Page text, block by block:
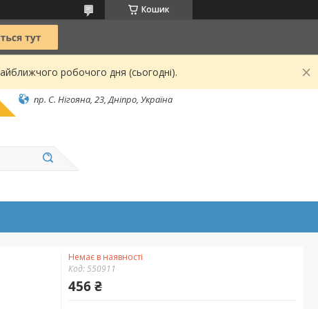
Кошик
робочого дня (сьогодні).
пр. С. Нігояна, 23, Дніпро, Україна
Немає в наявності
Код:550911
456 ₴